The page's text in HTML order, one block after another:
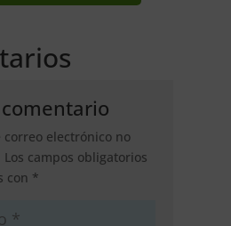
electrónico no
Los campos obligatorios
con *